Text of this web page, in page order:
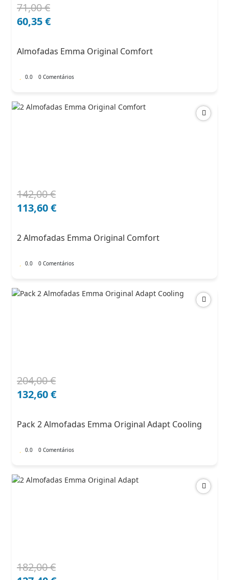
71,00€
O
preço
71,00 €.
60,35€
O
preço
60,35 €.
Almofadas Emma Original Comfort
0.0 0 Comentários
142,00€
O
preço
142,00 €.
113,60€
O
preço
113,60 €.
2 Almofadas Emma Original Comfort
0.0 0 Comentários
204,00€
O
preço
204,00 €.
132,60€
O
preço
132,60 €.
Pack 2 Almofadas Emma Original Adapt Cooling
0.0 0 Comentários
182,00€
O
O